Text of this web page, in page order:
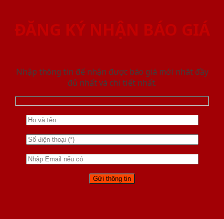
ĐĂNG KÝ NHẬN BÁO GIÁ
Nhập thông tin để nhận được báo giá mới nhât đầy
đủ nhất và chi tiết nhất.